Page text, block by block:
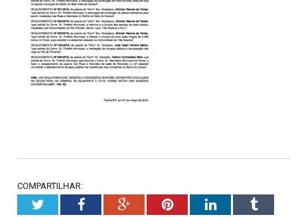
COMPARTILHAR:
TwitterFacebookGoogle+PinterestLinkedInTumblr